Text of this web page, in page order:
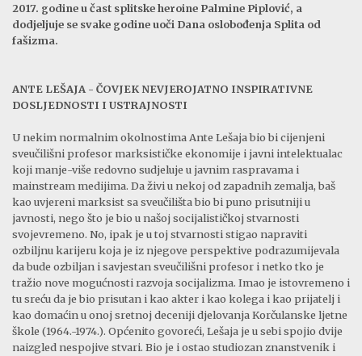
2017. godine u čast splitske heroine Palmine Piplović, a
dodjeljuje se svake godine uoči Dana oslobođenja Splita od
fašizma.
ANTE LEŠAJA - ČOVJEK NEVJEROJATNO INSPIRATIVNE
DOSLJEDNOSTI I USTRAJNOSTI
U nekim normalnim okolnostima Ante Lešaja bio bi cijenjeni
sveučilišni profesor marksističke ekonomije i javni intelektualac
koji manje-više redovno sudjeluje u javnim raspravama i
mainstream medijima. Da živi u nekoj od zapadnih zemalja, baš
kao uvjereni marksist sa sveučilišta bio bi puno prisutniji u
javnosti, nego što je bio u našoj socijalističkoj stvarnosti
svojevremeno. No, ipak je u toj stvarnosti stigao napraviti
ozbiljnu karijeru koja je iz njegove perspektive podrazumijevala
da bude ozbiljan i savjestan sveučilišni profesor i netko tko je
tražio nove mogućnosti razvoja socijalizma. Imao je istovremeno i
tu sreću da je bio prisutan i kao akter i kao kolega i kao prijatelj i
kao domaćin u onoj sretnoj deceniji djelovanja Korčulanske ljetne
škole (1964.-1974.). Općenito govoreći, Lešaja je u sebi spojio dvije
naizgled nespojive stvari. Bio je i ostao studiozan znanstvenik i